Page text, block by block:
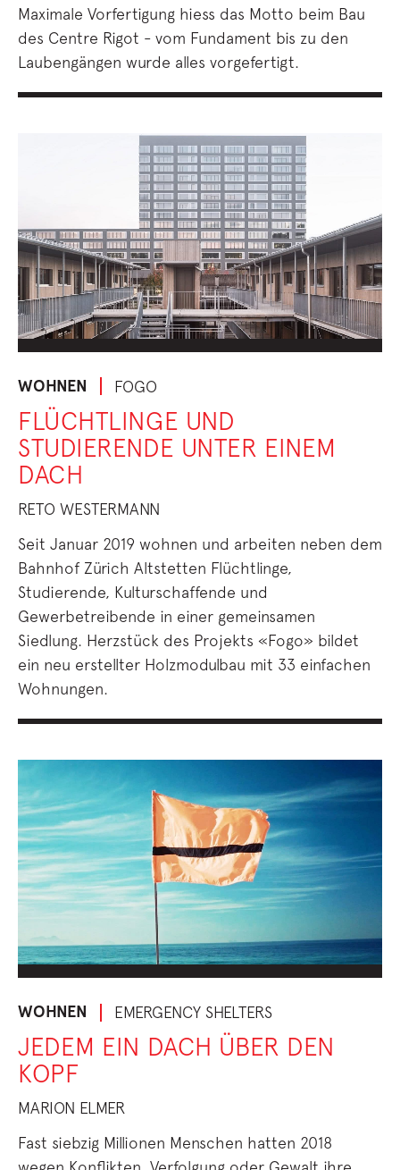
Maximale Vorfertigung hiess das Motto beim Bau
des Centre Rigot - vom Fundament bis zu den
Laubengängen wurde alles vorgefertigt.
WOHNEN FOGO
FLÜCHTLINGE UND
STUDIERENDE UNTER EINEM
DACH
RETO WESTERMANN
Seit Januar 2019 wohnen und arbeiten neben dem
Bahnhof Zürich Altstetten Flüchtlinge,
Studierende, Kulturschaffende und
Gewerbetreibende in einer gemeinsamen
Siedlung. Herzstück des Projekts «Fogo» bildet
ein neu erstellter Holzmodulbau mit 33 einfachen
Wohnungen.
WOHNEN EMERGENCY SHELTERS
JEDEM EIN DACH ÜBER DEN
KOPF
MARION ELMER
Fast siebzig Millionen Menschen hatten 2018